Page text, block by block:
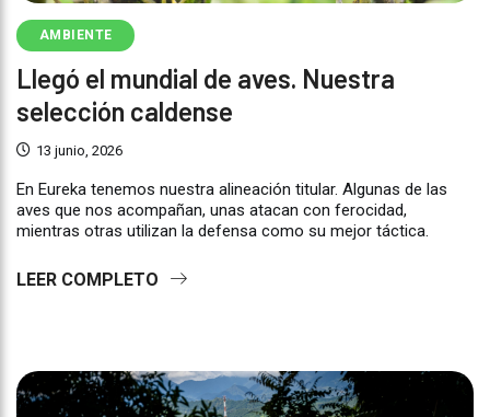
AMBIENTE
Llegó el mundial de aves. Nuestra
selección caldense
13 junio, 2026
En Eureka tenemos nuestra alineación titular. Algunas de las
aves que nos acompañan, unas atacan con ferocidad,
mientras otras utilizan la defensa como su mejor táctica.
LEER COMPLETO